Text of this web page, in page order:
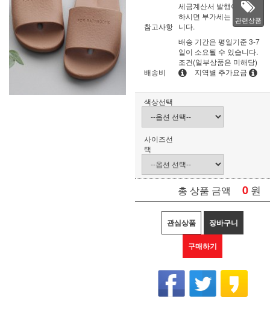
참고사항
세금계산서 발행이 필요
하시면 부가세는 별도입
니다.
배송비
배송 기간은 평일기준 3-7
일이 소요될 수 있습니다.
조건(일부상품은 미해당)
지역별 추가요금
관련상품
색상선택
사이즈선
택
총 상품 금액 0 원
관심상품 장바구니
구매하기